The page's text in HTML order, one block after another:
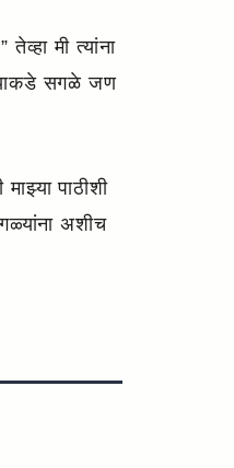
मी त्यांना
सगळे जण
पाठीशी
अशीच